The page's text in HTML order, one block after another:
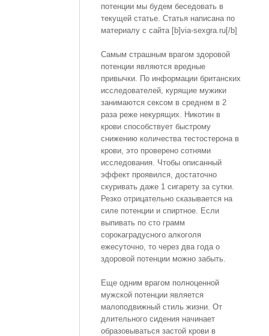
потенции мы будем беседовать в
текущей статье. Статья написана по
материалу с сайта [b]via-sexgra.ru[/b]
Самым страшным врагом здоровой
потенции являются вредные
привычки. По информации британских
исследователей, курящие мужики
занимаются сексом в среднем в 2
раза реже некурящих. Никотин в
крови способствует быстрому
снижению количества тестостерона в
крови, это проверено сотнями
исследования. Чтобы описанный
эффект проявился, достаточно
скуривать даже 1 сигарету за сутки.
Резко отрицательно сказывается на
силе потенции и спиртное. Если
выпивать по сто грамм
сорокаградусного алкоголя
ежесуточно, то через два года о
здоровой потенции можно забыть.
Еще одним врагом полноценной
мужской потенции является
малоподвижный стиль жизни. От
длительного сидения начинает
образовываться застой крови в